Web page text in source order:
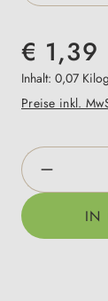
€ 1,39
Inhalt: 0,07
Preise inkl.
Produkt
IN